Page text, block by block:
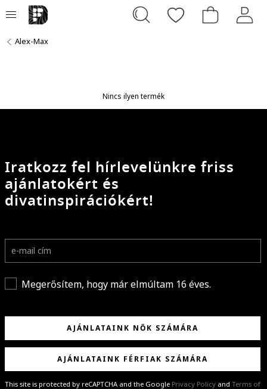
Alex-Max
Nincs ilyen termék
Iratkozz fel hírlevelünkre friss
ajánlatokért és
divatinspirációkért!
Megerősítem, hogy már elmúltam 16 éves.
AJÁNLATAINK NŐK SZÁMÁRA
AJÁNLATAINK FÉRFIAK SZÁMÁRA
This site is protected by reCAPTCHA and the Google Privacy Policy and Terms of